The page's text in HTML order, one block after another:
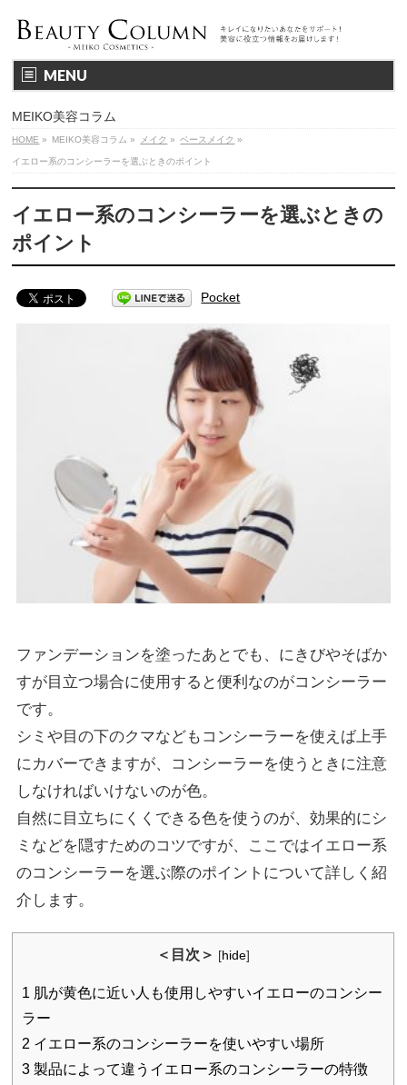
MENU
MEIKO美容コラム
HOME » MEIKO美容コラム » メイク » ベースメイク »
イエロー系のコンシーラーを選ぶときのポイント
イエロー系のコンシーラーを選ぶときの
ポイント
Pocket
ファンデーションを塗ったあとでも、にきびやそばか
すが目立つ場合に使用すると便利なのがコンシーラー
です。
シミや目の下のクマなどもコンシーラーを使えば上手
にカバーできますが、コンシーラーを使うときに注意
しなければいけないのが色。
自然に目立ちにくくできる色を使うのが、効果的にシ
ミなどを隠すためのコツですが、ここではイエロー系
のコンシーラーを選ぶ際のポイントについて詳しく紹
介します。
＜目次＞ [hide]
1 肌が黄色に近い人も使用しやすいイエローのコンシー
ラー
2 イエロー系のコンシーラーを使いやすい場所
3 製品によって違うイエロー系のコンシーラーの特徴